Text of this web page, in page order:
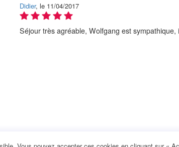
Didier, le 11/04/2017
Séjour très agréable, Wolfgang est sympathique,